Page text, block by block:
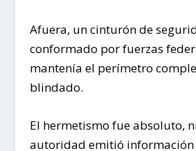
Afuera, un cinturón de
conformado por fuerzas
mantenía el perímetro
blindado.
El hermetismo fue absoluto,
autoridad emitió información